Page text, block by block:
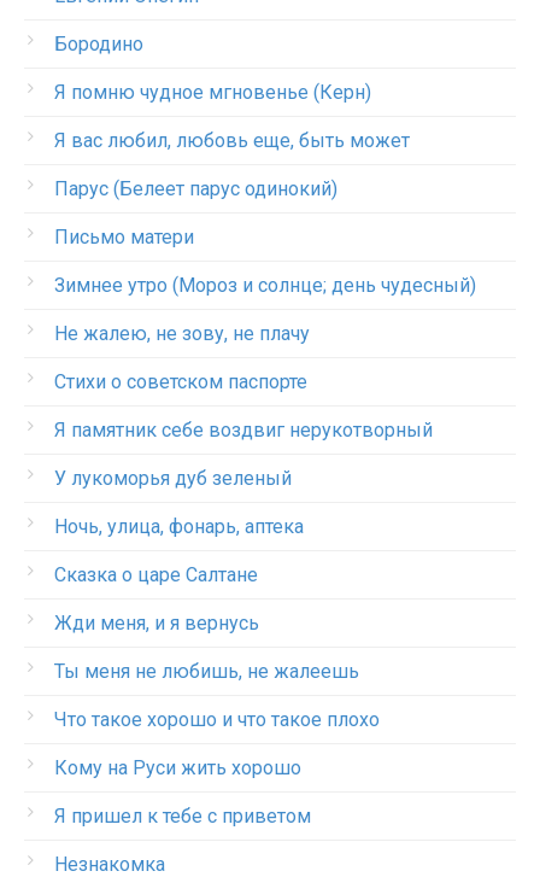
Бородино
Я помню чудное мгновенье (Керн)
Я вас любил, любовь еще, быть может
Парус (Белеет парус одинокий)
Письмо матери
Зимнее утро (Мороз и солнце; день чудесный)
Не жалею, не зову, не плачу
Стихи о советском паспорте
Я памятник себе воздвиг нерукотворный
У лукоморья дуб зеленый
Ночь, улица, фонарь, аптека
Сказка о царе Салтане
Жди меня, и я вернусь
Ты меня не любишь, не жалеешь
Что такое хорошо и что такое плохо
Кому на Руси жить хорошо
Я пришел к тебе с приветом
Незнакомка